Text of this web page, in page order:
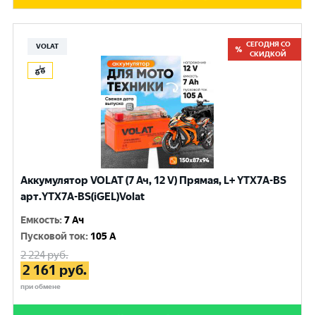
VOLAT
СЕГОДНЯ СО
СКИДКОЙ
Аккумулятор VOLAT (7 Ач, 12 V) Прямая, L+ YTX7A-BS
арт.YTX7A-BS(iGEL)Volat
Емкость:7 Ач
Пусковой ток: 105 A
2 224руб.
2 161 руб.
при обмене